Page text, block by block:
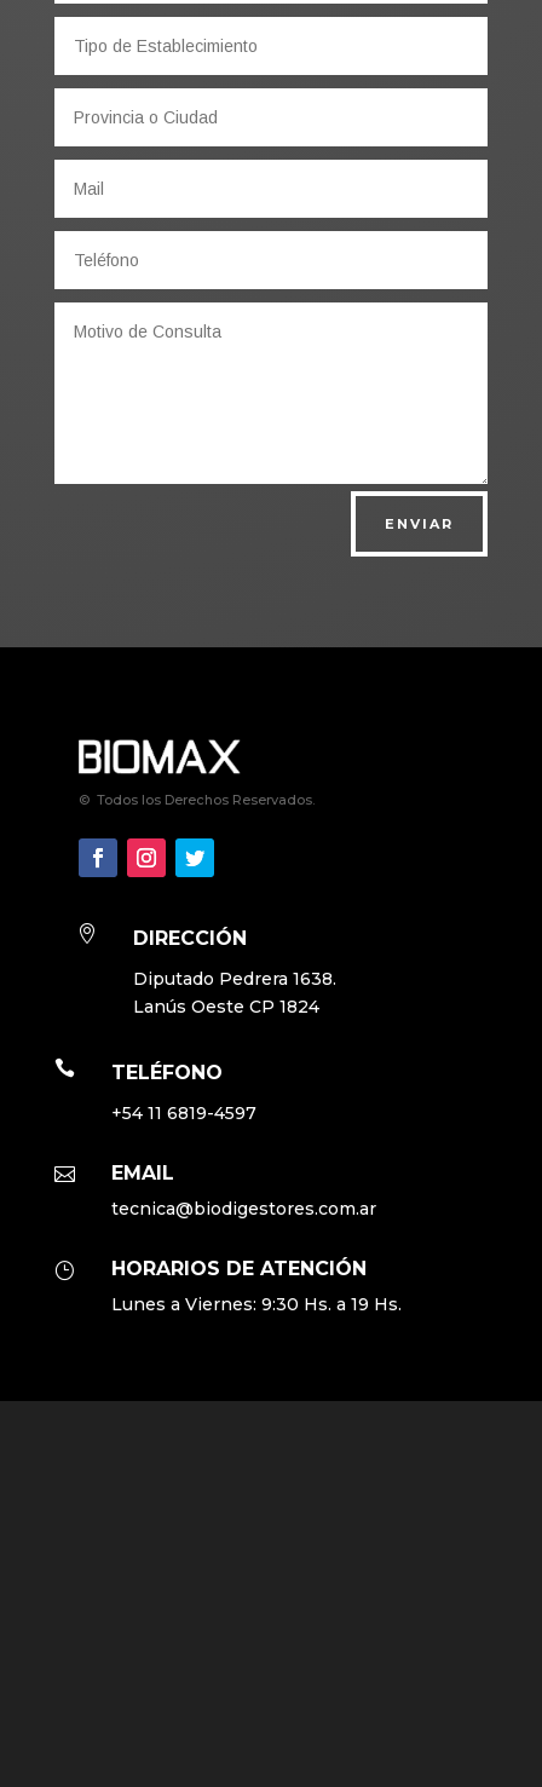
ENVIAR
© Todos los Derechos Reservados.
 DIRECCIÓN
Diputado Pedrera 1638.
Lanús Oeste CP 1824
 TELÉFONO
+54 11 6819-4597
 EMAIL
tecnica@biodigestores.com.ar
} HORARIOS DE ATENCIÓN
Lunes a Viernes: 9:30 Hs. a 19 Hs.